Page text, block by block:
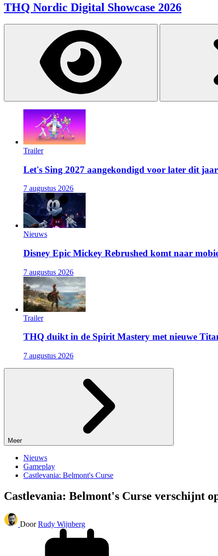
THQ Nordic Digital Showcase 2026
Trailer
Let's Sing 2027 aangekondigd voor later dit jaar
7 augustus 2026
Nieuws
Disney Epic Mickey Rebrushed komt naar
7 augustus 2026
Trailer
THQ duikt in de Spirit Mastery met nieuwe
7 augustus 2026
Meer
Nieuws
Gameplay
Castlevania: Belmont's Curse
Castlevania: Belmont's Curse verschijnt
Door Rudy Wijnberg